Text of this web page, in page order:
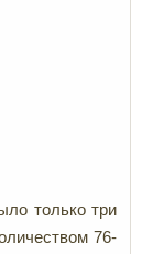
только три
76-